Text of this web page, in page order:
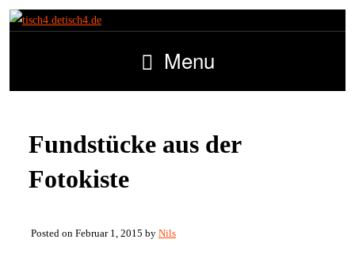
tisch4.de
Menu
Fundstücke aus der
Fotokiste
Posted on Februar 1, 2015 by Nils